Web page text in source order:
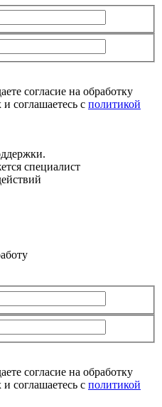
согласие на обработку
соглашаетесь с политикой
специалист
согласие на обработку
соглашаетесь с политикой